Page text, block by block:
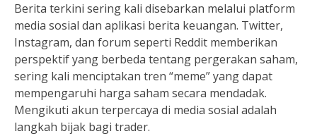
Berita terkini sering kali disebarkan melalui platform
media sosial dan aplikasi berita keuangan. Twitter,
Instagram, dan forum seperti Reddit memberikan
perspektif yang berbeda tentang pergerakan saham,
sering kali menciptakan tren “meme” yang dapat
mempengaruhi harga saham secara mendadak.
Mengikuti akun terpercaya di media sosial adalah
langkah bijak bagi trader.